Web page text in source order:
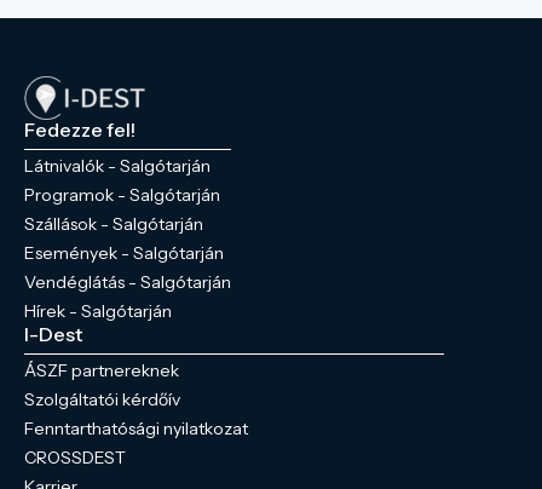
Fedezze fel!
Látnivalók - Salgótarján
Programok - Salgótarján
Szállások - Salgótarján
Események - Salgótarján
Vendéglátás - Salgótarján
Hírek - Salgótarján
I-Dest
ÁSZF partnereknek
Szolgáltatói kérdőív
Fenntarthatósági nyilatkozat
CROSSDEST